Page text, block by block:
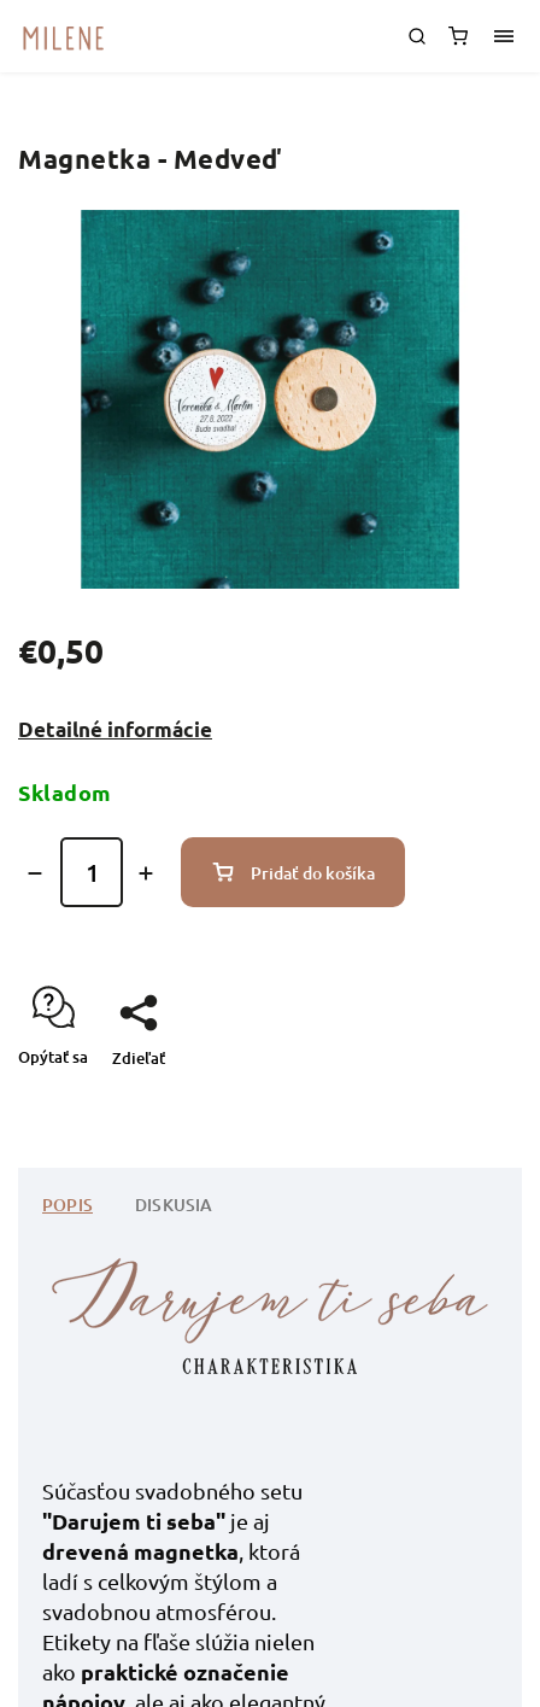
Magnetka - Medveď
€0,50
Detailné informácie
Skladom
Pridať do košíka
Opýtať sa Zdieľať
POPIS DISKUSIA
Súčasťou svadobného setu
"Darujem ti seba" je aj
drevená magnetka ktorá
ladí s celkovým štýlom a
svadobnou atmosférou.
Etikety na fľaše slúžia nielen
ako praktické označenie
, ale aj ako elegantný